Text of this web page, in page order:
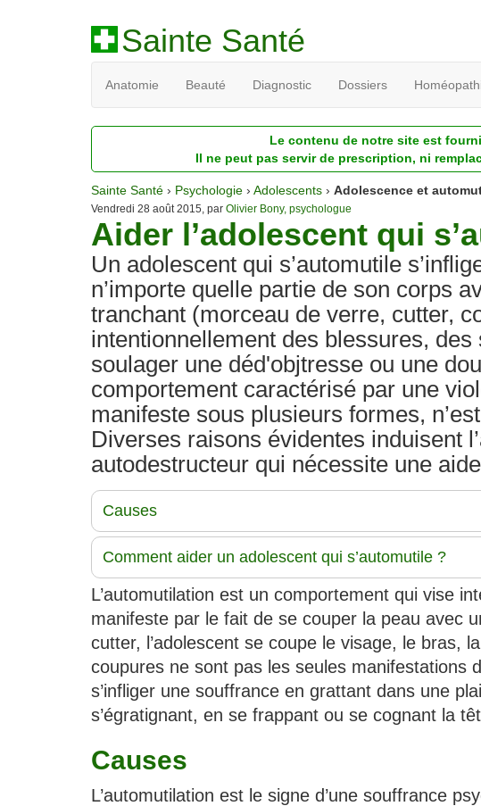
Sainte Santé
Anatomie Beauté Diagnostic Dossiers
Le contenu de notre site est
Il ne peut pas servir de prescription, ni
Sainte Santé › Psychologie › Adolescents › Adolescence et
Vendredi 28 août 2015, par Olivier Bony, psychologue
Aider l’adolescent qui
Un adolescent qui s’automutile
n’importe quelle partie de son corps
tranchant (morceau de verre, cutter,
intentionnellement des blessures,
soulager une déd'objtresse ou une
comportement caractérisé par une
manifeste sous plusieurs formes,
Diverses raisons évidentes induisent
autodestructeur qui nécessite une
Causes
Comment aider un adolescent qui s’automutile ?
L’automutilation est un comportement qui vise
manifeste par le fait de se couper la peau avec
cutter, l’adolescent se coupe le visage, le bras,
coupures ne sont pas les seules manifestations
s’infliger une souffrance en grattant dans une
s’égratignant, en se frappant ou se cognant la
Causes
L’automutilation est le signe d’une souffrance